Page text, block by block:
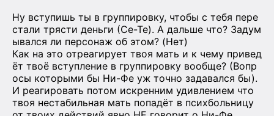
Ну вступишь ты в группировку, чтобы с тебя пере
стали трясти деньги (Се-Те). А дальше что? Задум
ывался ли персонаж об этом? (Нет)
Как на это отреагирует твоя мать и к чему привед
ёт твоё вступление в группировку вообще? (Вопр
осы которыми бы Ни-Фе уж точно задавался бы).
И реагировать потом искренним удивлением что
твоя нестабильная мать попадёт в психбольницу